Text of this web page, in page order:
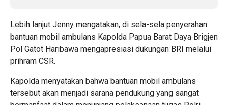
Lebih lanjut Jenny mengatakan, di sela-sela penyerahan
bantuan mobil ambulans Kapolda Papua Barat Daya Brigjen
Pol Gatot Haribawa mengapresiasi dukungan BRI melalui
prihram CSR.
Kapolda menyatakan bahwa bantuan mobil ambulans
tersebut akan menjadi sarana pendukung yang sangat